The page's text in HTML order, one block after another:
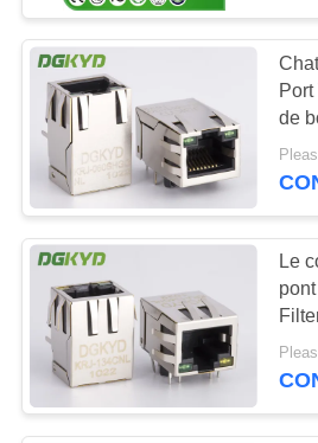
AU
SUJET
DE
NOUS
VISITE
D'USINE
CONTRÔLE
QUALITÉ
connecteur
par rj45
Connecteurs
multiples du
RJ45
de
Le